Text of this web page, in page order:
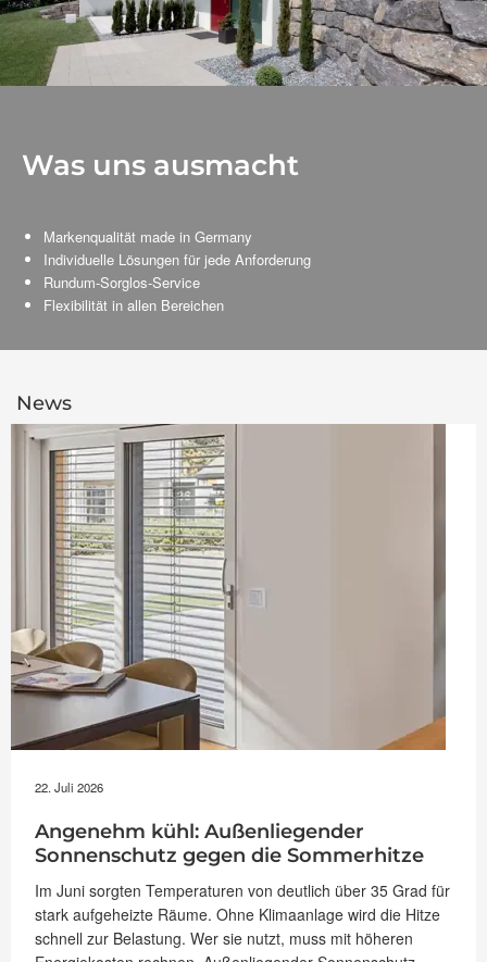
Was uns ausmacht
Markenqualität made in Germany
Individuelle Lösungen für jede Anforderung
Rundum-Sorglos-Service
Flexibilität in allen Bereichen
News
22. Juli 2026
Angenehm kühl: Außenliegender
Sonnenschutz gegen die Sommerhitze
Im Juni sorgten Temperaturen von deutlich über 35 Grad für
stark aufgeheizte Räume. Ohne Klimaanlage wird die Hitze
schnell zur Belastung. Wer sie nutzt, muss mit höheren